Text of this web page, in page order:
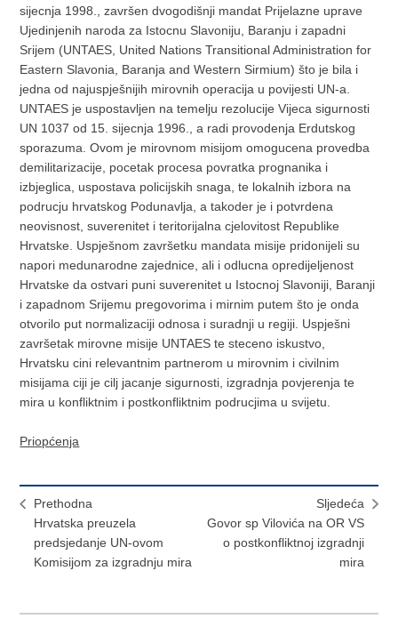
sijecnja 1998., završen dvogodišnji mandat Prijelazne uprave
Ujedinjenih naroda za Istocnu Slavoniju, Baranju i zapadni
Srijem (UNTAES, United Nations Transitional Administration for
Eastern Slavonia, Baranja and Western Sirmium) što je bila i
jedna od najuspješnijih mirovnih operacija u povijesti UN-a.
UNTAES je uspostavljen na temelju rezolucije Vijeca sigurnosti
UN 1037 od 15. sijecnja 1996., a radi provodenja Erdutskog
sporazuma. Ovom je mirovnom misijom omogucena provedba
demilitarizacije, pocetak procesa povratka prognanika i
izbjeglica, uspostava policijskih snaga, te lokalnih izbora na
podrucju hrvatskog Podunavlja, a takoder je i potvrdena
neovisnost, suverenitet i teritorijalna cjelovitost Republike
Hrvatske. Uspješnom završetku mandata misije pridonijeli su
napori medunarodne zajednice, ali i odlucna opredijeljenost
Hrvatske da ostvari puni suverenitet u Istocnoj Slavoniji, Baranji
i zapadnom Srijemu pregovorima i mirnim putem što je onda
otvorilo put normalizaciji odnosa i suradnji u regiji. Uspješni
završetak mirovne misije UNTAES te steceno iskustvo,
Hrvatsku cini relevantnim partnerom u mirovnim i civilnim
misijama ciji je cilj jacanje sigurnosti, izgradnja povjerenja te
mira u konfliktnim i postkonfliktnim podrucjima u svijetu.
Priopćenja
Prethodna
Hrvatska preuzela
predsjedanje UN-ovom
Komisijom za izgradnju mira
Sljedeća
Govor sp Vilovića na OR VS
o postkonfliktnoj izgradnji
mira